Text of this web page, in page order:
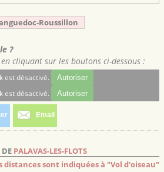
Roussillon
?
cliquant sur les boutons ci-dessous :
est désactivé. Autoriser
est désactivé. Autoriser
Email
PALAVAS-LES-FLOTS
sont indiquées à "Vol d'oiseau"